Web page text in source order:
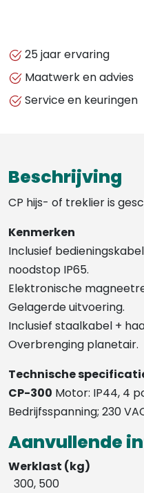
25 jaar ervaring
Maatwerk en advies
Service en keuringen
Beschrijving
CP hijs- of treklier is
Kenmerken
Inclusief
noodstop IP65.
Elektronische
Gelagerde uitvoering.
Inclusief staalkabel +
Overbrenging planetair.
Technische
CP-300 Motor: IP44, 4
Bedrijfsspanning; 230
Aanvullende
Werklast (kg)
300, 500